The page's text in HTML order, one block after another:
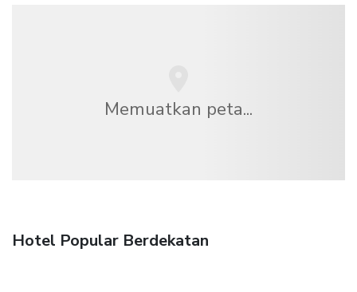
Memuatkan peta...
Hotel Popular Berdekatan